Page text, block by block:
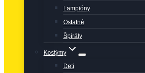
Lampióny
Ostatné
Špirály
Kostýmy
Deti